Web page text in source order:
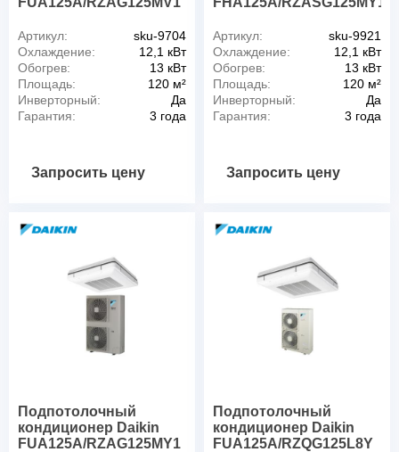
Артикул:
sku-9704
Охлаждение:
12,1 кВт
Обогрев:
13 кВт
Площадь:
120 м²
Инверторный:
Да
Гарантия:
3 года
Запросить цену
Артикул:
sku-9921
Охлаждение:
12,1 кВт
Обогрев:
13 кВт
Площадь:
120 м²
Инверторный:
Да
Гарантия:
3 года
Запросить цену
Подпотолочный
кондиционер Daikin
FUA125A/RZAG125MY1
Подпотолочный
кондиционер Daikin
FUA125A/RZQG125L8Y